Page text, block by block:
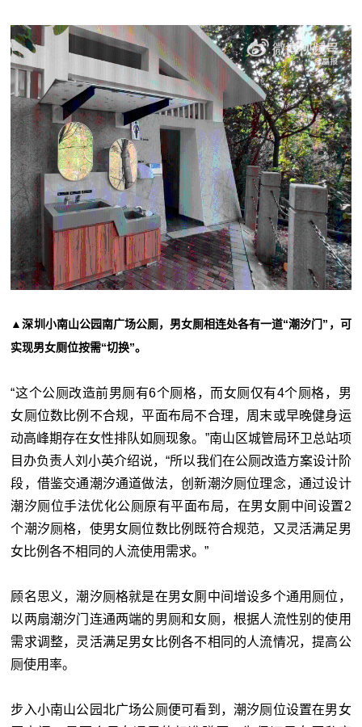
▲深圳小南山公园南广场公厠，男女厠相连处各有一道“潮汐门”，可
实现男女厕位按需“切换”。
“这个公厕改造前男厕有6个厕格，而女厕仅有4个厕格，男
女厕位数比例不合规，平面布局不合理，周末或早晚健身运
动高峰期存在女性排队如厕现象。”南山区城管局环卫总站项
目办负责人刘小英介绍说，“所以我们在公厕改造方案设计阶
段，借鉴交通潮汐通道做法，创新潮汐厕位理念，通过设计
潮汐厕位手法优化公厕原有平面布局，在男女厠中间设置2
个潮汐厕格，使男女厕位数比例既符合规范，又灵活满足男
女比例各不相同的人流使用需求。”
顾名思义，潮汐厕格就是在男女厠中间增设多个通用厕位，
以两扇潮汐门连通两端的男厕和女厕，根据人流性别的使用
需求调整，灵活满足男女比例各不相同的人流情况，提高公
厕使用率。
步入小南山公园北广场公厕便可看到，潮汐厕位设置在男女